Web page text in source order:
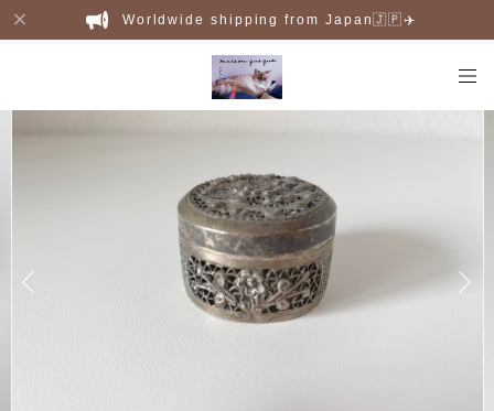
Worldwide shipping from Japan🇯🇵✈️